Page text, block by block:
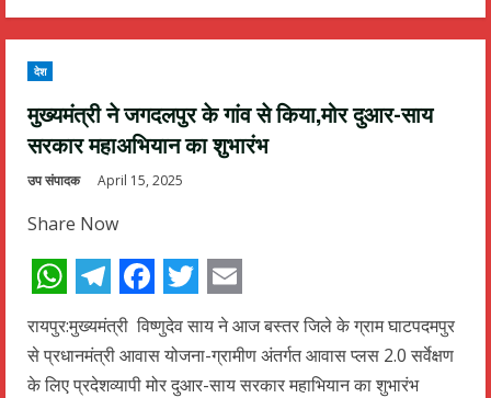
देश
मुख्यमंत्री ने जगदलपुर के गांव से किया,मोर दुआर-साय
सरकार महाअभियान का शुभारंभ
उप संपादक April 15, 2025
Share Now
WhatsApp
Telegram
Facebook
Twitter
Email
रायपुर:मुख्यमंत्री विष्णुदेव साय ने आज बस्तर जिले के ग्राम घाटपदमपुर
से प्रधानमंत्री आवास योजना-ग्रामीण अंतर्गत आवास प्लस 2.0 सर्वेक्षण
के लिए प्रदेशव्यापी मोर दुआर-साय सरकार महाभियान का शुभारंभ